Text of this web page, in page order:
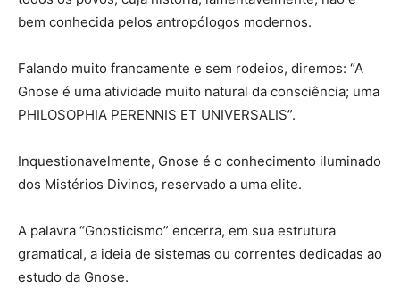
bem conhecida pelos antropólogos modernos.
Falando muito francamente e sem rodeios, diremos: “A
Gnose é uma atividade muito natural da consciência; uma
PHILOSOPHIA PERENNIS ET UNIVERSALIS”.
Inquestionavelmente, Gnose é o conhecimento iluminado
dos Mistérios Divinos, reservado a uma elite.
A palavra “Gnosticismo” encerra, em sua estrutura
gramatical, a ideia de sistemas ou correntes dedicadas ao
estudo da Gnose.